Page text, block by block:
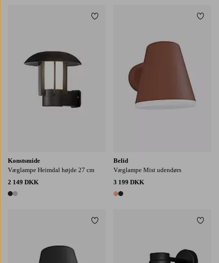
Konstsmide
Væglampe Heimdal højde 27 cm
2 149 DKK
2 farver
Tilføj til favoritter
Belid
Væglampe Mist udendørs
3 199 DKK
2 farver
Tilføj til favoritter